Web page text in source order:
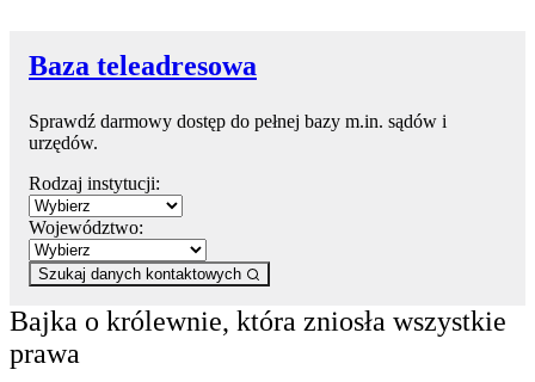
Baza teleadresowa
Sprawdź darmowy dostęp do pełnej bazy m.in. sądów i
urzędów.
Rodzaj instytucji:
Województwo:
Szukaj danych kontaktowych
Bajka o królewnie, która zniosła wszystkie
prawa